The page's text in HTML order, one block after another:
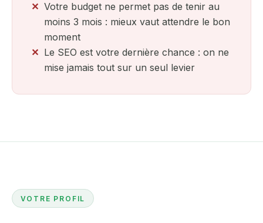
Votre budget ne permet pas de tenir au
moins 3 mois : mieux vaut attendre le bon
moment
Le SEO est votre dernière chance : on ne
mise jamais tout sur un seul levier
VOTRE PROFIL